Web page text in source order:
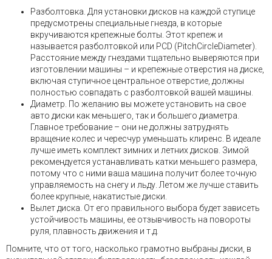
Разболтовка. Для установки дисков на каждой ступице
предусмотрены специальные гнезда, в которые
вкручиваются крепежные болты. Этот крепеж и
называется разболтовкой или PCD (PitchCircleDiameter).
Расстояние между гнездами тщательно выверяются при
изготовлении машины – и крепежные отверстия на диске,
включая ступичное центральное отверстие, должны
полностью совпадать с разболтовкой вашей машины.
Диаметр. По желанию вы можете установить на свое
авто диски как меньшего, так и большего диаметра.
Главное требование – они не должны затруднять
вращение колес и чересчур уменьшать клиренс. В идеале
лучше иметь комплект зимних и летних дисков. Зимой
рекомендуется устанавливать катки меньшего размера,
потому что с ними ваша машина получит более точную
управляемость на снегу и льду. Летом же лучше ставить
более крупные, накатистые диски.
Вылет диска. От его правильного выбора будет зависеть
устойчивость машины, ее отзывчивость на повороты
руля, плавность движения и т.д.
Помните, что от того, насколько грамотно выбраны диски, в